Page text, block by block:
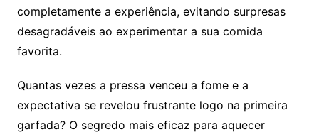
completamente a experiência, evitando surpresas
desagradáveis ao experimentar a sua comida
favorita.
Quantas vezes a pressa venceu a fome e a
expectativa se revelou frustrante logo na primeira
garfada? O segredo mais eficaz para aquecer